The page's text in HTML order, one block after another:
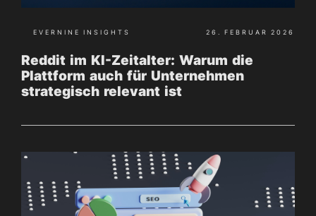
Reddit im KI-Zeitalter: Warum die
Plattform auch für Unternehmen
strategisch relevant ist
EVERNINE INSIGHTS 26. FEBRUAR 2026